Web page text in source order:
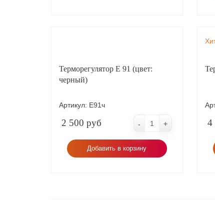
Терморегулятор Е 91 (цвет:
черный)
Артикул: Е91ч
2 500 руб - +
Добавить в корзину
4